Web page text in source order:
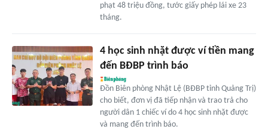
phạt 48 triệu đồng, tước giấy phép lái xe 23
tháng.
4 học sinh nhặt được ví tiền mang
đến BĐBP trình báo
Đồn Biên phòng Nhật Lệ (BĐBP tỉnh Quảng Trị)
cho biết, đơn vị đã tiếp nhận và trao trả cho
người dân 1 chiếc ví do 4 học sinh nhặt được
và mang đến trình báo.